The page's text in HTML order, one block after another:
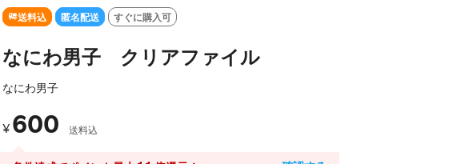
送料込 匿名配送 すぐに購入可
なにわ男子 クリアファイル
なにわ男子
¥ 600 送料込